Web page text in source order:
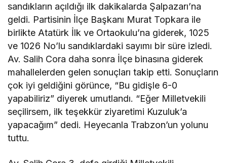
sandıkların açıldığı ilk dakikalarda Şalpazarı’na
geldi. Partisinin İlçe Başkanı Murat Topkara ile
birlikte Atatürk İlk ve Ortaokulu’na giderek, 1025
ve 1026 No’lu sandıklardaki sayımı bir süre izledi.
Av. Salih Cora daha sonra İlçe binasına giderek
mahallelerden gelen sonuçları takip etti. Sonuçların
çok iyi geldiğini görünce, “Bu gidişle 6-0
yapabiliriz” diyerek umutlandı. “Eğer Milletvekili
seçilirsem, ilk teşekkür ziyaretimi Kuzuluk’a
yapacağım” dedi. Heyecanla Trabzon’un yolunu
tuttu.